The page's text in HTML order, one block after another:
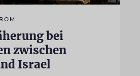
bei
zwischen
Israel